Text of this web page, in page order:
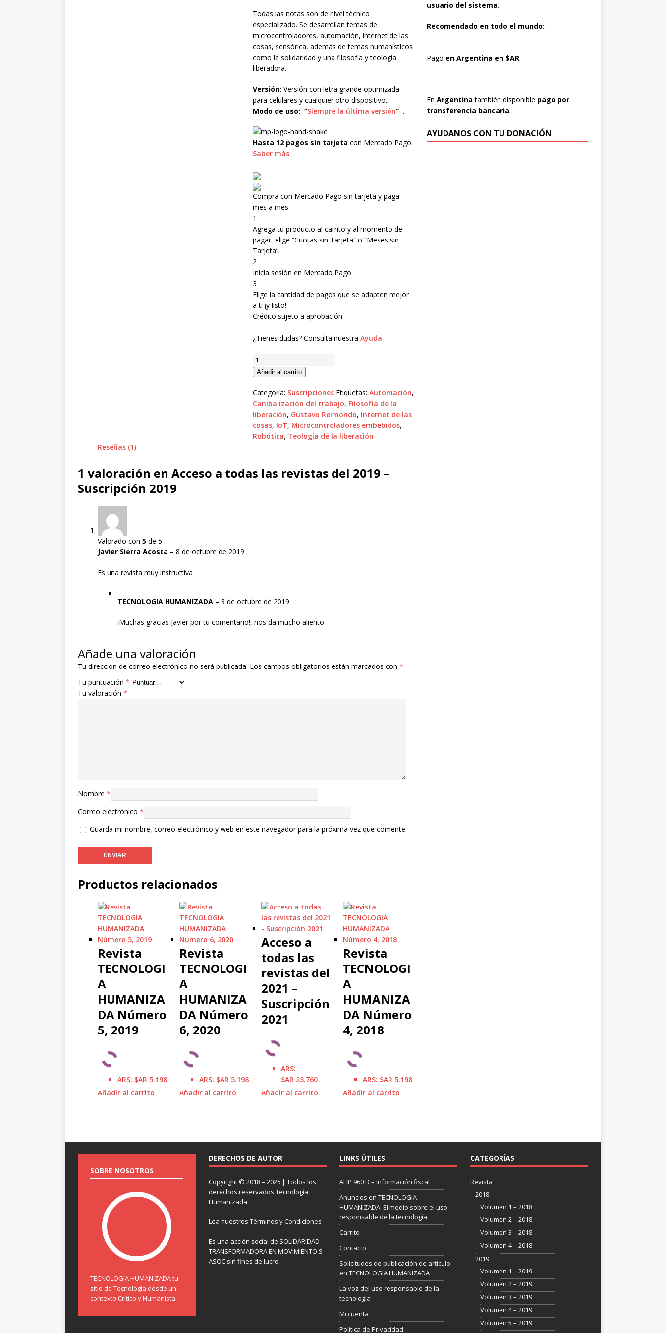
Todas las notas son de nivel técnico
especializado. Se desarrollan temas de
microcontroladores, automación, internet de las
cosas, sensórica, además de temas humanísticos
como la solidaridad y una filosofía y teología
liberadora.
Versión: Versión con letra grande optimizada
para celulares y cualquier otro dispositivo.
Modo de uso: “Siempre la última versión”.
Hasta 12 pagos sin tarjeta con Mercado Pago.
Saber más
Compra con Mercado Pago sin tarjeta y paga
mes a mes
1
Agrega tu producto al carrito y al momento de
pagar, elige “Cuotas sin Tarjeta” o “Meses sin
Tarjeta”.
2
Inicia sesión en Mercado Pago.
3
Elige la cantidad de pagos que se adapten mejor
a ti ¡y listo!
Crédito sujeto a aprobación.
¿Tienes dudas? Consulta nuestra Ayuda.
Añadir al carrito
Categoría: Suscripciones Etiquetas: Automación,
Canibalización del trabajo, Filosofía de la
liberación, Gustavo Reimondo, Internet de las
cosas, IoT, Microcontroladores embebidos,
Robótica, Teología de la liberación
Reseñas (1)
1 valoración en Acceso a todas las revistas del 2019 –
Suscripción 2019
Valorado con 5 de 5
Javier Sierra Acosta – 8 de octubre de 2019
Es una revista muy instructiva
TECNOLOGIA HUMANIZADA – 8 de octubre de 2019
¡Muchas gracias Javier por tu comentario!, nos da mucho aliento.
Añade una valoración
Tu dirección de correo electrónico no será publicada. Los campos obligatorios están marcados con *
Tu puntuación *
Tu valoración *
Nombre *
Correo electrónico *
Guarda mi nombre, correo electrónico y web en este navegador para la próxima vez que comente.
Productos relacionados
Revista
TECNOLOGI
A
HUMANIZA
DA Número
5, 2019
ARS: $AR 5.198
Añadir al carrito
Revista
TECNOLOGI
A
HUMANIZA
DA Número
6, 2020
ARS: $AR 5.198
Añadir al carrito
Acceso a
todas las
revistas del
2021 –
Suscripción
2021
ARS:
$AR 23.760
Añadir al carrito
Revista
TECNOLOGI
A
HUMANIZA
DA Número
4, 2018
ARS: $AR 5.198
Añadir al carrito
usuario del sistema.
Recomendado en todo el mundo:
Pago en Argentina en $AR:
En Argentina también disponible pago por
transferencia bancaria.
AYUDANOS CON TU DONACIÓN
SOBRE NOSOTROS
TECNOLOGIA HUMANIZADA tu
sitio de Tecnología desde un
contexto Crítico y Humanista.
DERECHOS DE AUTOR
Copyright © 2018 – 2026 | Todos los
derechos reservados Tecnología
Humanizada.
Lea nuestros Términos y Condiciones
Es una acción social de SOLIDARIDAD
TRANSFORMADORA EN MOVIMIENTO S
ASOC sin fines de lucro.
LINKS ÚTILES
AFIP 960 D – Información fiscal
Anuncios en TECNOLOGIA
HUMANIZADA. El medio sobre el uso
responsable de la tecnología
Carrito
Contacto
Solicitudes de publicación de artículo
en TECNOLOGIA HUMANIZADA
La voz del uso responsable de la
tecnología
Mi cuenta
Politica de Privacidad
CATEGORÍAS
Revista
2018
Volumen 1 – 2018
Volumen 2 – 2018
Volumen 3 – 2018
Volumen 4 – 2018
2019
Volumen 1 – 2019
Volumen 2 – 2019
Volumen 3 – 2019
Volumen 4 – 2019
Volumen 5 – 2019